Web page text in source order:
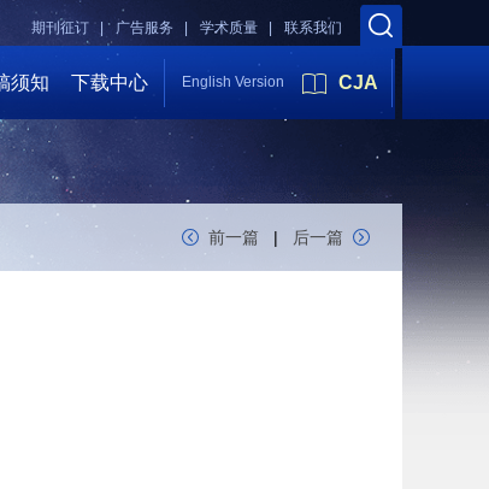
联系我们
学术质量 |
广告服务 |
期刊征订 |
须知 下载中心 English Version CJA
前一篇 | 后一篇